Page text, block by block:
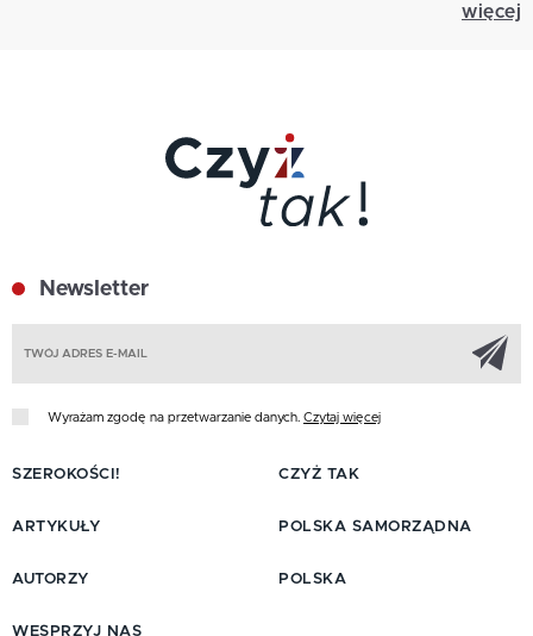
więcej
Newsletter
Wyrażam zgodę na przetwarzanie danych. Czytaj więcej
SZEROKOŚCI!
ARTYKUŁY
AUTORZY
CZYŻ TAK
POLSKA SAMORZĄDNA
POLSKA
WESPRZYJ NAS